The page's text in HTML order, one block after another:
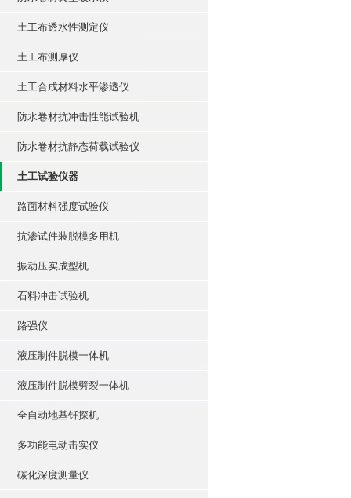
土工布透水性测定仪
土工布测厚仪
土工合成材料水平渗透仪
防水卷材抗冲击性能试验机
防水卷材抗静态荷载试验仪
土工试验仪器
路面材料强度试验仪
抗渗试件装脱模多用机
振动压实成型机
石料冲击试验机
路强仪
液压制件脱模一体机
液压制件脱模劈裂一体机
全自动地基钎探机
多功能电动击实仪
碳化深度测量仪